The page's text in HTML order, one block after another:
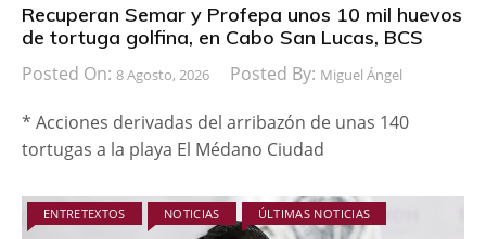
Recuperan Semar y Profepa unos 10 mil huevos
de tortuga golfina, en Cabo San Lucas, BCS
Posted On: 8 Agosto, 2026 Posted By: Miguel Ángel
* Acciones derivadas del arribazón de unas 140
tortugas a la playa El Médano Ciudad
ENTRETEXTOS NOTICIAS ÚLTIMAS NOTICIAS